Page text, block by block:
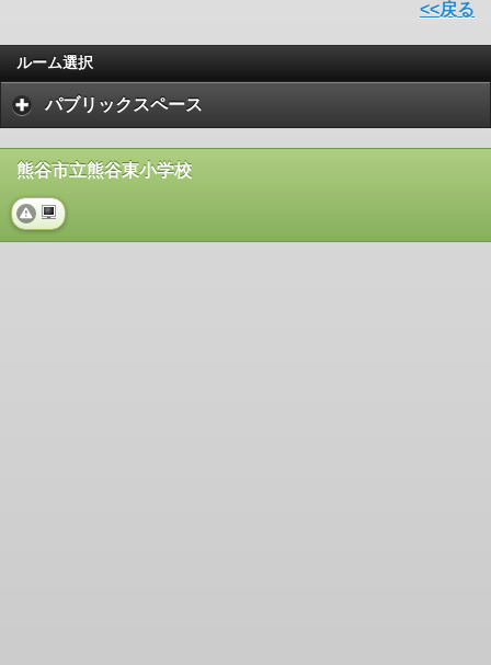
<<戻る
ルーム選択
パブリックスペース
熊谷市立熊谷東小学校